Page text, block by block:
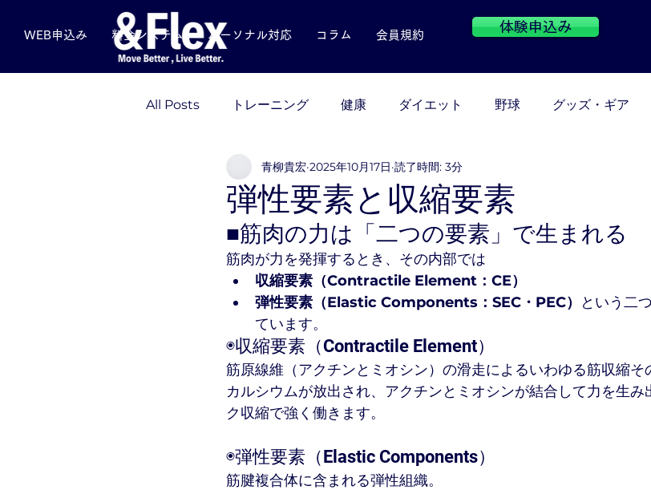
WEB申込み 料金システム パーソナル対応 コラム 会員規約
体験申込み
All Posts トレーニング 健康 ダイエット 野球 グッズ・ギア
スポーツメンタル
弾性要素と収縮要素
青柳貴宏 2025年10月17日 読了時間: 3分
■筋肉の力は「二つの要素」で生まれる
筋肉が力を発揮するとき、その内部では
収縮要素（Contractile Element：CE）
弾性要素（Elastic Components：SEC・PEC）
という二
ています。
◉収縮要素（Contractile Element）
筋原線維（アクチンとミオシン）の滑走によるいわゆる筋収縮そ
カルシウムが放出され、アクチンとミオシンが結合して力を生み
ク収縮で強く働きます。
◉弾性要素（Elastic Components）
筋腱複合体に含まれる弾性組織。